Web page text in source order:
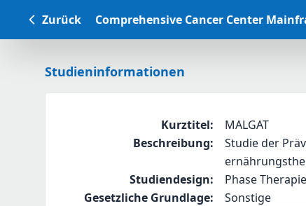
Zurück Comprehensive Cancer Center
Studieninformationen
Kurztitel:
MALGAT
Beschreibung:
Studie der
Studiendesign:
Phase
Gesetzliche Grundlage:
Sonstige